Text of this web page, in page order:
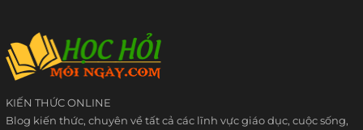
KIẾN THỨC ONLINE
Blog kiến thức, chuyên về tất cả các lĩnh vực giáo dục, cuộc sống,